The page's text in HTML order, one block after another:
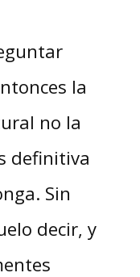
la
no la
definitiva
Sin
decir, y